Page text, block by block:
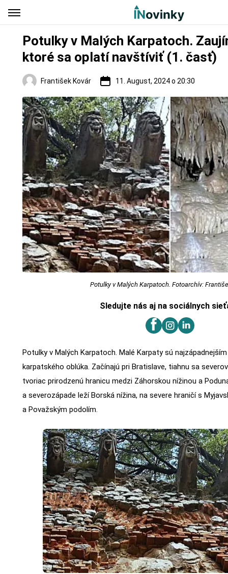
Potulky v Malých Karpatoch.
ktoré sa oplatí navštíviť (1. časť)
František Kovár 11. August, 2024 o 20:30
Regióny
Potulky v Malých Karpatoch. Fotoarchív:
Sledujte nás aj na sociálnych
Potulky v Malých Karpatoch. Malé Karpaty sú
karpatského oblúka. Začínajú pri Bratislave, tiahnu sa
tvoriac prirodzenú hranicu medzi Záhorskou nížinou a
a severozápade leží Borská nížina, na severe hraničí s
a Považským podolím.